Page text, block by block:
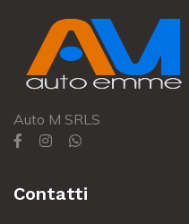
Auto M SRLS
Contatti